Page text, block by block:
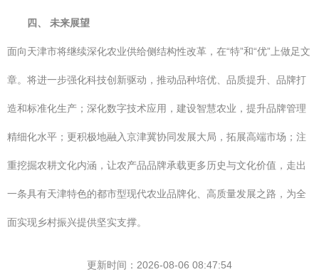
四、 未来展望
面向天津市将继续深化农业供给侧结构性改革，在“特”和“优”上做足文
章。将进一步强化科技创新驱动，推动品种培优、品质提升、品牌打
造和标准化生产；深化数字技术应用，建设智慧农业，提升品牌管理
精细化水平；更积极地融入京津冀协同发展大局，拓展高端市场；注
重挖掘农耕文化内涵，让农产品品牌承载更多历史与文化价值，走出
一条具有天津特色的都市型现代农业品牌化、高质量发展之路，为全
面实现乡村振兴提供坚实支撑。
更新时间：2026-08-06 08:47:54